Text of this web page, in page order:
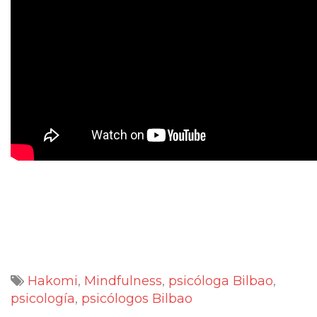
Hakomi, Mindfulness, psicóloga Bilbao,
psicología, psicólogos Bilbao